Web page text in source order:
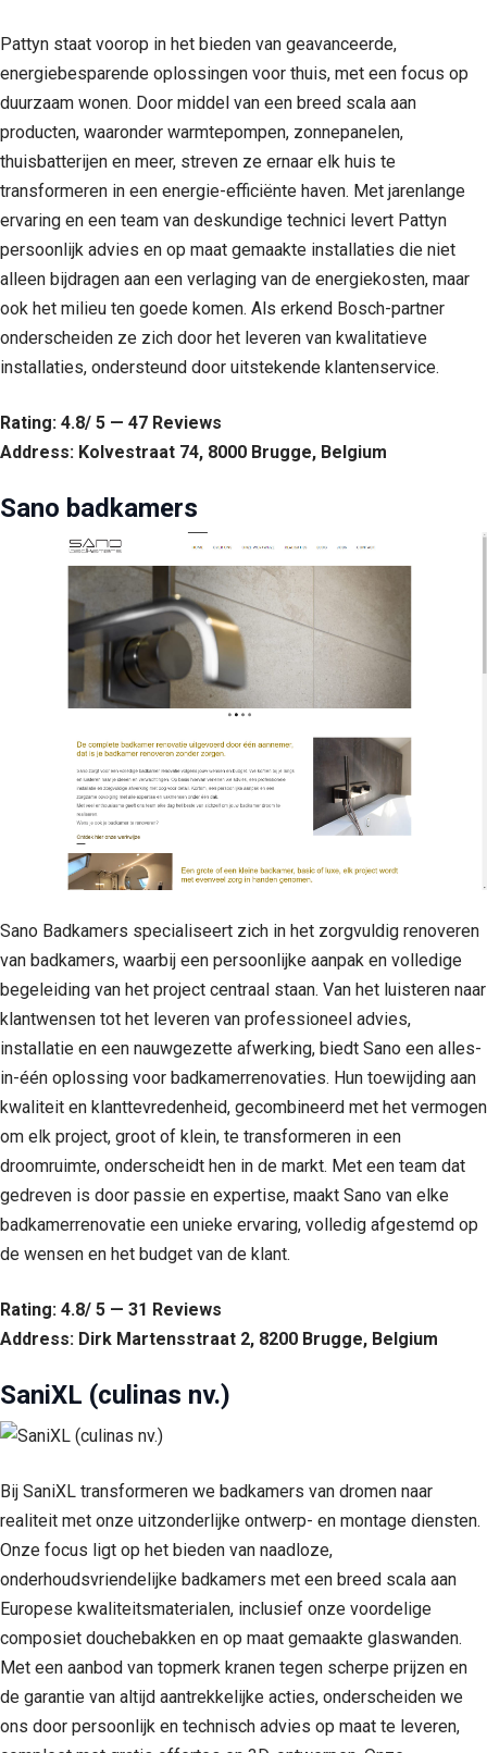
Pattyn staat voorop in het bieden van geavanceerde,
energiebesparende oplossingen voor thuis, met een focus op
duurzaam wonen. Door middel van een breed scala aan
producten, waaronder warmtepompen, zonnepanelen,
thuisbatterijen en meer, streven ze ernaar elk huis te
transformeren in een energie-efficiënte haven. Met jarenlange
ervaring en een team van deskundige technici levert Pattyn
persoonlijk advies en op maat gemaakte installaties die niet
alleen bijdragen aan een verlaging van de energiekosten, maar
ook het milieu ten goede komen. Als erkend Bosch-partner
onderscheiden ze zich door het leveren van kwalitatieve
installaties, ondersteund door uitstekende klantenservice.
Rating: 4.8/ 5 — 47 Reviews
Address: Kolvestraat 74, 8000 Brugge, Belgium
Sano badkamers
Sano Badkamers specialiseert zich in het zorgvuldig renoveren
van badkamers, waarbij een persoonlijke aanpak en volledige
begeleiding van het project centraal staan. Van het luisteren naar
klantwensen tot het leveren van professioneel advies,
installatie en een nauwgezette afwerking, biedt Sano een alles-
in-één oplossing voor badkamerrenovaties. Hun toewijding aan
kwaliteit en klanttevredenheid, gecombineerd met het vermogen
om elk project, groot of klein, te transformeren in een
droomruimte, onderscheidt hen in de markt. Met een team dat
gedreven is door passie en expertise, maakt Sano van elke
badkamerrenovatie een unieke ervaring, volledig afgestemd op
de wensen en het budget van de klant.
Rating: 4.8/ 5 — 31 Reviews
Address: Dirk Martensstraat 2, 8200 Brugge, Belgium
SaniXL (culinas nv.)
Bij SaniXL transformeren we badkamers van dromen naar
realiteit met onze uitzonderlijke ontwerp- en montage diensten.
Onze focus ligt op het bieden van naadloze,
onderhoudsvriendelijke badkamers met een breed scala aan
Europese kwaliteitsmaterialen, inclusief onze voordelige
composiet douchebakken en op maat gemaakte glaswanden.
Met een aanbod van topmerk kranen tegen scherpe prijzen en
de garantie van altijd aantrekkelijke acties, onderscheiden we
ons door persoonlijk en technisch advies op maat te leveren,